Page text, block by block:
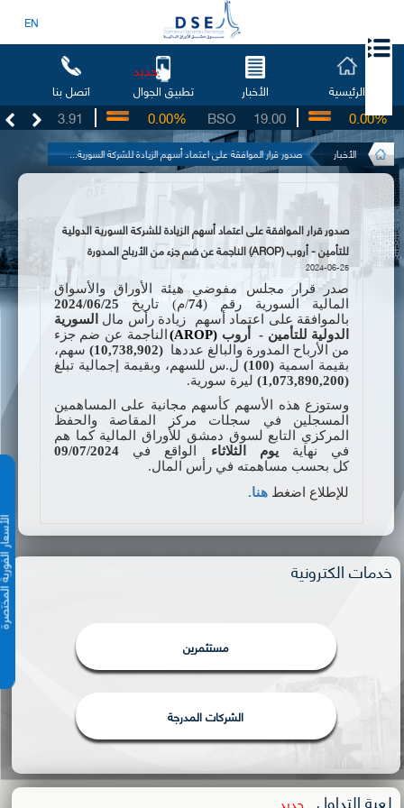
EN
الرئيسية الأخبار تطبيق الجوال
جديد
اتصل بنا
3.91
UG 19.00
BSO
0.00% 0.00%
الأخبار صدور قرار الموافقة على اعتماد أسهم الزيادة للشركة السورية...
الأسعار
صدور قرار الموافقة على اعتماد أسهم الزيادة للشركة السورية الدولية
للتأمين - أروب (AROP) الناجمة عن ضم جزء من الأرباح المدورة
2024-06-25
صدر قرار مجلس مفوضي هيئة الأوراق والأسواق
المالية السورية رقم (74/م) تاريخ 25
/
06
/
2024
بالموافقة على اعتماد أسهم
زيادة رأس مال
السورية
الدولية للتأمين -
أروب (AROP) الناجمة عن ضم جزء
من
الأرباح المدورة والبالغ عددها 10,738,902)
) سهم،
بقيمة اسمية (100)
ل.س للسهم، وبقيمة إجمالية تبلغ
(1,073,890,200)ليرة سورية.
وستوزع هذه الأسهم كأسهم مجانية على المساهمين
المسجلين في سجلات مركز المقاصة والحفظ
المركزي التابع لسوق دمشق للأوراق المالية كما هم
في نهايةيوم الثلاثاء الواقع في 09/07/2024
كل بحسب مساهمته في رأس المال.
للإطلاع
اضغط هنا.
خدمات الكترونية
مستثمرين
الشركات المدرجة
جديد